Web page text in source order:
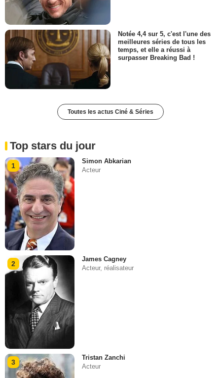
Notée 4,4 sur 5, c'est l'une des
meilleures séries de tous les
temps, et elle a réussi à
surpasser Breaking Bad !
Toutes les actus Ciné & Séries
Top stars du jour
1
Simon Abkarian
Acteur
2
James Cagney
Acteur, réalisateur
3
Tristan Zanchi
Acteur